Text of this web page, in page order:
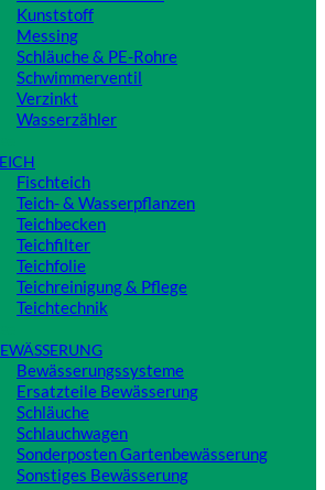
Kunststoff
Messing
Schläuche & PE-Rohre
Schwimmerventil
Verzinkt
Wasserzähler
Fischteich
Teich- & Wasserpflanzen
Teichbecken
Teichfilter
Teichfolie
Teichreinigung & Pflege
Teichtechnik
Bewässerungssysteme
Ersatzteile Bewässerung
Schläuche
Schlauchwagen
Sonderposten Gartenbewässerung
Sonstiges Bewässerung